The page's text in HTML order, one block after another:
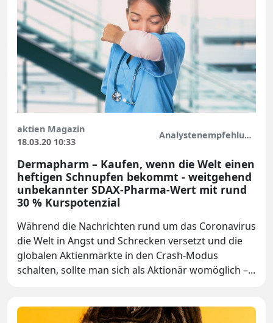
aktien Magazin
18.03.20 10:33
Analystenempfehlungen
Dermapharm – Kaufen, wenn die Welt einen
heftigen Schnupfen bekommt - weitgehend
unbekannter SDAX-Pharma-Wert mit rund
30 % Kurspotenzial
Während die Nachrichten rund um das Coronavirus
die Welt in Angst und Schrecken versetzt und die
globalen Aktienmärkte in den Crash-Modus
schalten, sollte man sich als Aktionär womöglich –...